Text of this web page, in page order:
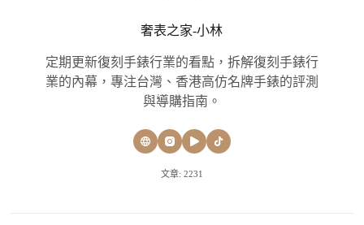
奢表之家-小林
定期更新復刻手錶行業的看點，拆解復刻手錶行
業的內幕，專注台灣、香港高仿名牌手錶的評測
與導購指南。
文章: 2231